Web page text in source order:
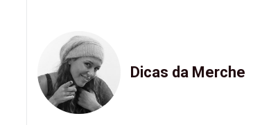
Dicas da Merche